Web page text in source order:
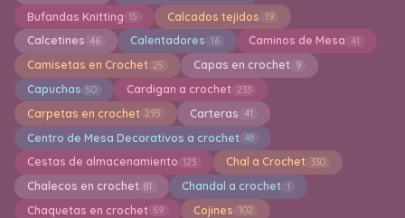
Bufandas Knitting 15 Calcados tejidos 19
Calcetines 46 Calentadores 16 Caminos de Mesa 41
Camisetas en Crochet 25 Capas en crochet 9
Capuchas 50 Cardigan a crochet 233
Carpetas en crochet 293 Carteras 41
Centro de Mesa Decorativos a crochet 48
Cestas de almacenamiento 123 Chal a Crochet 330
Chalecos en crochet 81 Chandal a crochet 1
Chaquetas en crochet 69 Cojines 102